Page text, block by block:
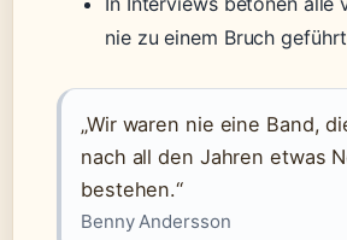
nie zu einem Bruch
„Wir waren nie eine Band,
nach all den Jahren etwas
bestehen.“
Benny Andersson